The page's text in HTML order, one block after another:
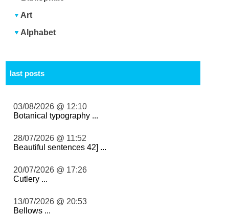
Art
Alphabet
last posts
03/08/2026 @ 12:10
Botanical typography ...
28/07/2026 @ 11:52
Beautiful sentences 42] ...
20/07/2026 @ 17:26
Cutlery ...
13/07/2026 @ 20:53
Bellows ...